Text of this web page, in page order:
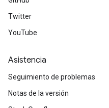
Twitter
YouTube
Asistencia
Seguimiento de problemas
Notas de la versión